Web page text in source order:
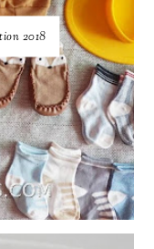
2018